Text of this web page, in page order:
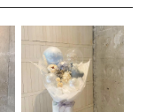
イルバルーン
特集
星ヶ丘店・滋賀 配送